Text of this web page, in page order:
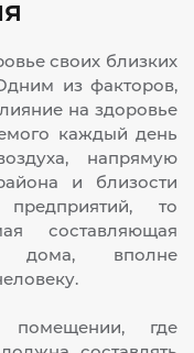
своих близких
из факторов,
на здоровье
каждый день
напрямую
и близости
то
составляющая
дома, вполне
помещении, где